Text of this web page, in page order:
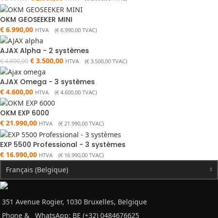
OKM GEOSEEKER MINI
€ 6.990,00 HTVA (€ 6.990,00 TVAC)
AJAX Alpha - 2 systèmes
€4.600,00 € 3.500,00 HTVA (€ 3.500,00 TVAC)
AJAX Omega - 3 systèmes
€ 4.600,00 HTVA (€ 4.600,00 TVAC)
OKM EXP 6000
€ 21.990,00 HTVA (€ 21.990,00 TVAC)
EXP 5500 Professional - 3 systèmes
€ 16.990,00 HTVA (€ 16.990,00 TVAC)
Français (Belgique)
351 Avenue Rogier, 1030 Bruxelles, Belgique
Phone &
WhatsApp: BE (+32) 0484676625